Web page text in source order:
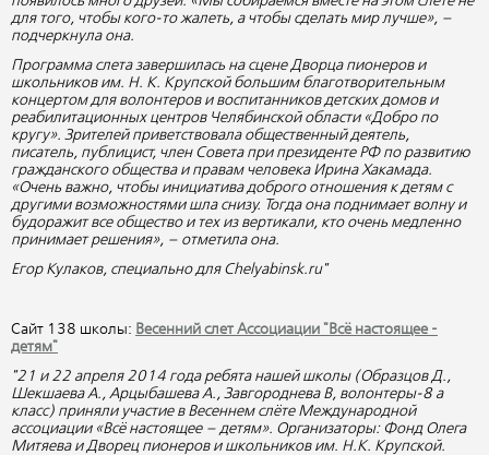
для того, чтобы кого-то жалеть, а чтобы сделать мир лучше», –
подчеркнула она.
Программа слета завершилась на сцене Дворца пионеров и
школьников им. Н. К. Крупской большим благотворительным
концертом для волонтеров и воспитанников детских домов и
реабилитационных центров Челябинской области «Добро по
кругу». Зрителей приветствовала общественный деятель,
писатель, публицист, член Совета при президенте РФ по развитию
гражданского общества и правам человека Ирина Хакамада.
«Очень важно, чтобы инициатива доброго отношения к детям с
другими возможностями шла снизу. Тогда она поднимает волну и
будоражит все общество и тех из вертикали, кто очень медленно
принимает решения», – отметила она.
Егор Кулаков, специально для Chelyabinsk.ru"
Сайт 138 школы: Весенний слет Ассоциации "Всё настоящее -
детям"
"21 и 22 апреля 2014 года ребята нашей школы (Образцов Д.,
Шекшаева А., Арцыбашева А., Завгороднева В, волонтеры-8 а
класс) приняли участие в Весеннем слёте Международной
ассоциации «Всё настоящее – детям». Организаторы: Фонд Олега
Митяева и Дворец пионеров и школьников им. Н.К. Крупской.